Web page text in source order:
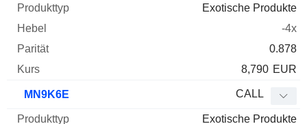
Exotische Produkte
-4x
0.878
8,790 EUR
MN9K6E CALL
Exotische Produkte